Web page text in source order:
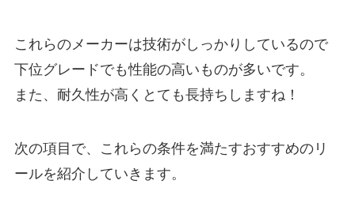
これらのメーカーは技術がしっかりしているので
下位グレードでも性能の高いものが多いです。
また、耐久性が高くとても長持ちしますね！
次の項目で、これらの条件を満たすおすすめのリ
ールを紹介していきます。